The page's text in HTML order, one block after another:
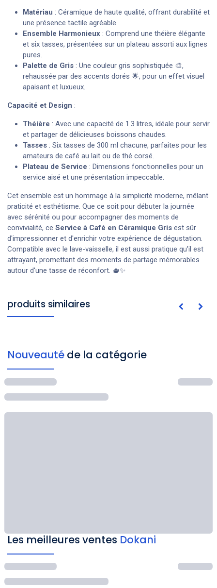
Matériau : Céramique de haute qualité, offrant durabilité et
une présence tactile agréable.
Ensemble Harmonieux : Comprend une théière élégante
et six tasses, présentées sur un plateau assorti aux lignes
pures.
Palette de Gris : Une couleur gris sophistiquée 🎨,
rehaussée par des accents dorés 🌟, pour un effet visuel
apaisant et luxueux.
Capacité et Design :
Théière : Avec une capacité de 1.3 litres, idéale pour servir
et partager de délicieuses boissons chaudes.
Tasses : Six tasses de 300 ml chacune, parfaites pour les
amateurs de café au lait ou de thé corsé.
Plateau de Service : Dimensions fonctionnelles pour un
service aisé et une présentation impeccable.
Cet ensemble est un hommage à la simplicité moderne, mêlant
praticité et esthétisme. Que ce soit pour débuter la journée
avec sérénité ou pour accompagner des moments de
convivialité, ce Service à Café en Céramique Gris est sûr
d'impressionner et d'enrichir votre expérience de dégustation.
Compatible avec le lave-vaisselle, il est aussi pratique qu'il est
attrayant, promettant des moments de partage mémorables
autour d'une tasse de réconfort. 🫖✨
produits similaires
Nouveauté de la catégorie
Les meilleures ventes Dokani